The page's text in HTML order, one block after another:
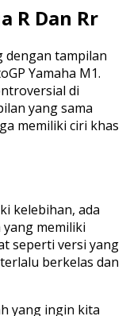
R Dan Rr
dengan tampilan
Yamaha M1.
di
yang sama
memiliki ciri khas
kelebihan, ada
memiliki
seperti versi yang
berkelas dan
yang ingin kita